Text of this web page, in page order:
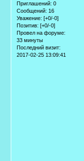
Приглашений: 0
Сообщений: 16
Уважение: [+0/-0]
Позитив: [+0/-0]
Провел на форуме:
33 минуты
Последний визит:
2017-02-25 13:09:41